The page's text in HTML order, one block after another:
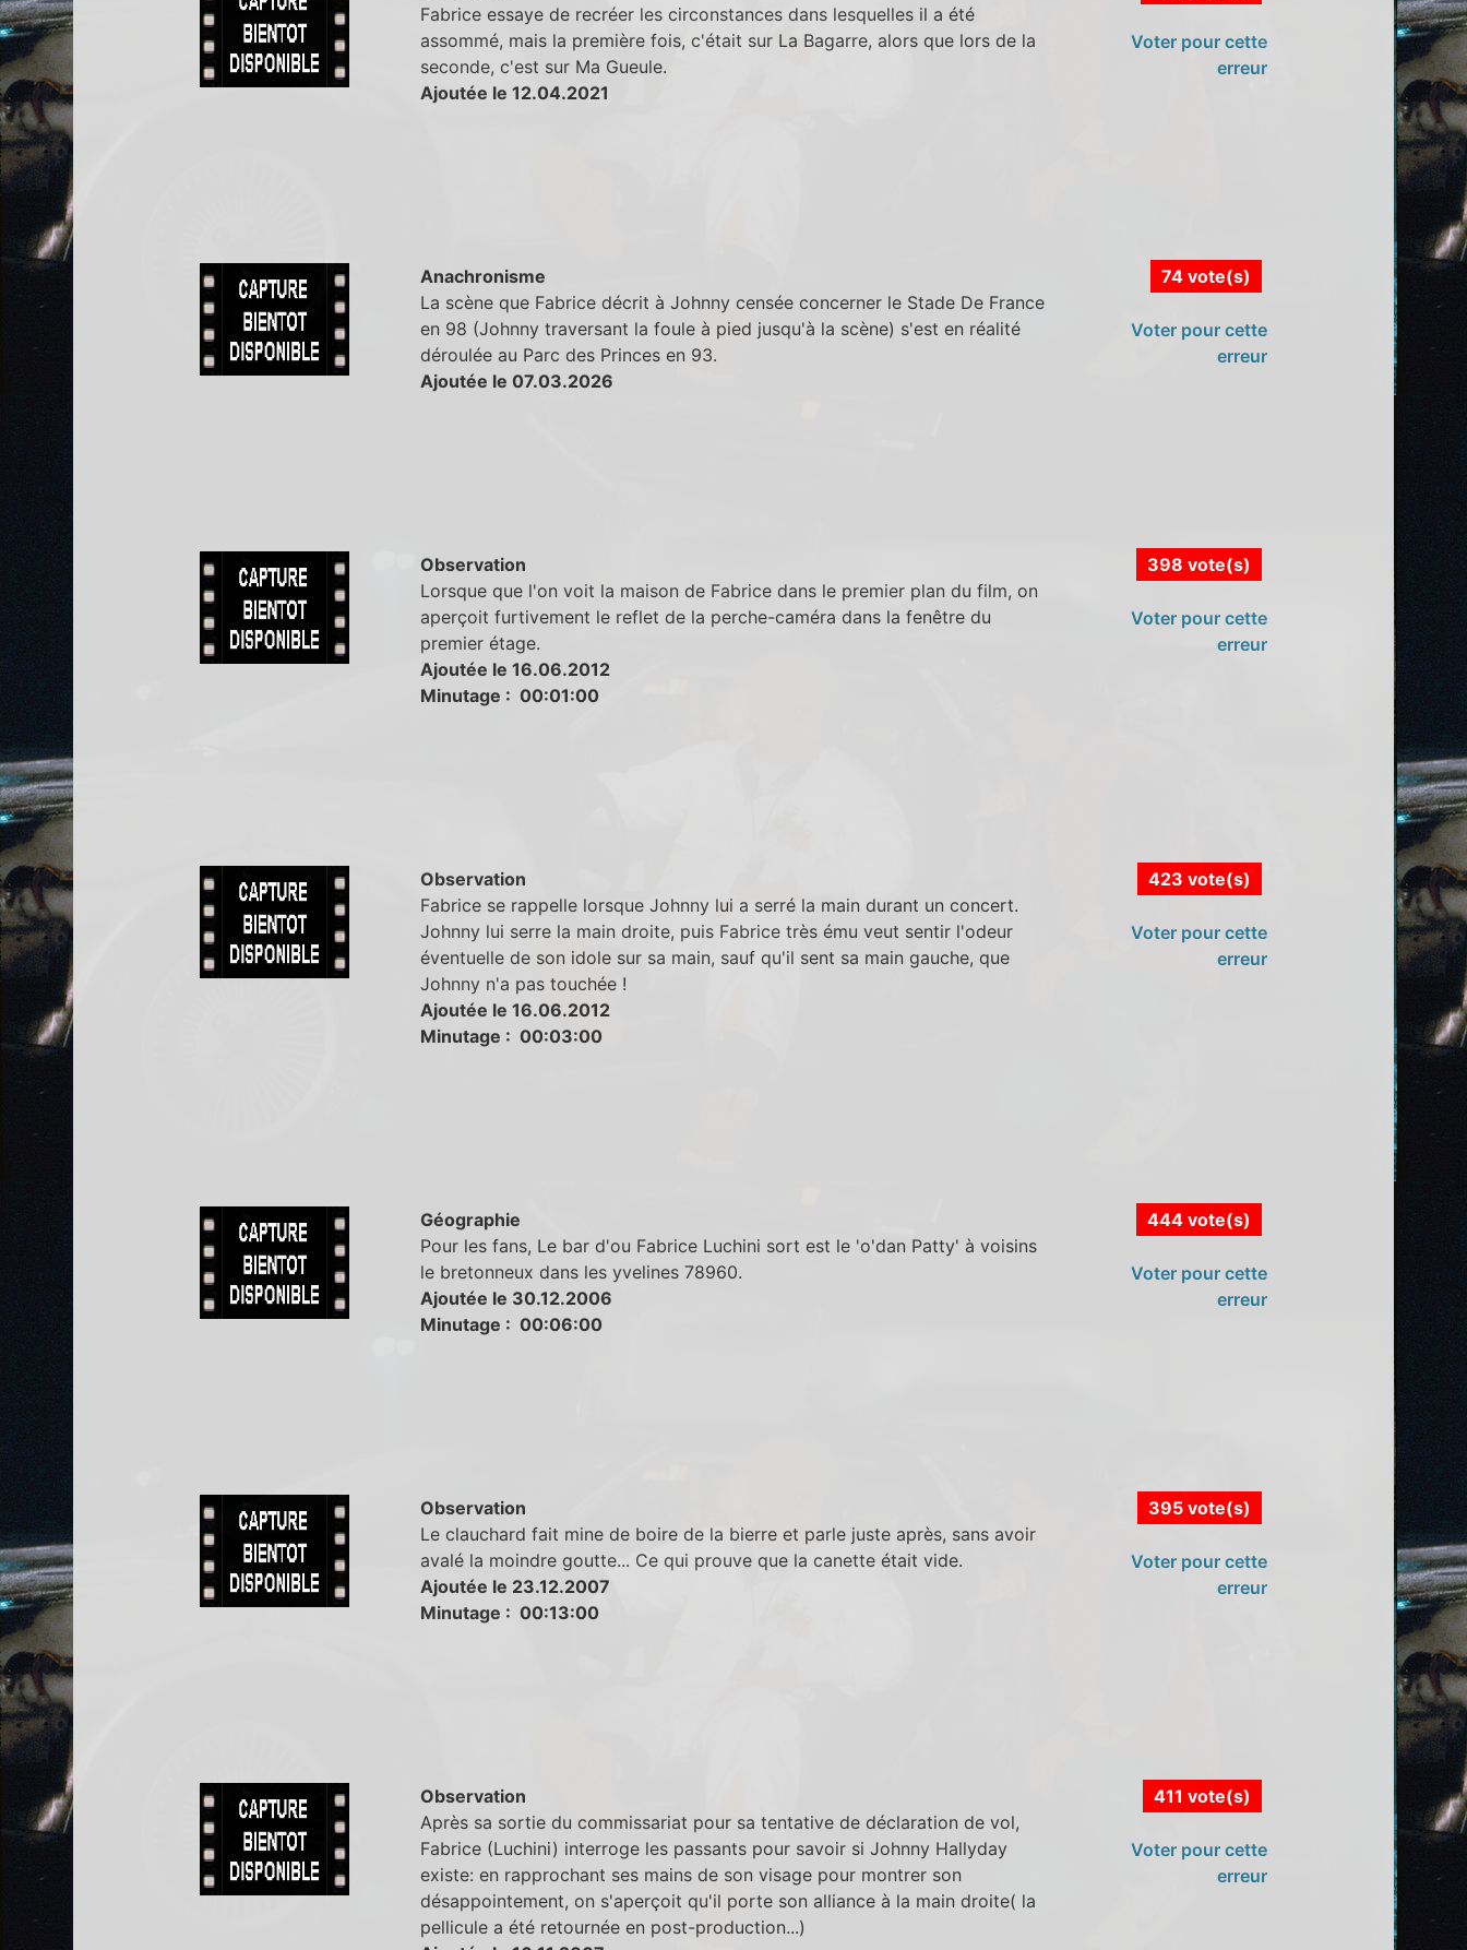
Fabrice essaye de recréer les circonstances dans lesquelles il a été
assommé, mais la première fois, c'était sur La Bagarre, alors que lors de la
seconde, c'est sur Ma Gueule.
Ajoutée le 12.04.2021
Voter pour cette
erreur
Anachronisme
La scène que Fabrice décrit à Johnny censée concerner le Stade De France
en 98 (Johnny traversant la foule à pied jusqu'à la scène) s'est en réalité
déroulée au Parc des Princes en 93.
Ajoutée le 07.03.2026
74 vote(s)
Voter pour cette
erreur
Observation
Lorsque que l'on voit la maison de Fabrice dans le premier plan du film, on
aperçoit furtivement le reflet de la perche-caméra dans la fenêtre du
premier étage.
Ajoutée le 16.06.2012
Minutage : 00:01:00
398 vote(s)
Voter pour cette
erreur
Observation
Fabrice se rappelle lorsque Johnny lui a serré la main durant un concert.
Johnny lui serre la main droite, puis Fabrice très ému veut sentir l'odeur
éventuelle de son idole sur sa main, sauf qu'il sent sa main gauche, que
Johnny n'a pas touchée !
Ajoutée le 16.06.2012
Minutage : 00:03:00
423 vote(s)
Voter pour cette
erreur
Géographie
Pour les fans, Le bar d'ou Fabrice Luchini sort est le 'o'dan Patty' à voisins
le bretonneux dans les yvelines 78960.
Ajoutée le 30.12.2006
Minutage : 00:06:00
444 vote(s)
Voter pour cette
erreur
Observation
Le clauchard fait mine de boire de la bierre et parle juste après, sans avoir
avalé la moindre goutte... Ce qui prouve que la canette était vide.
Ajoutée le 23.12.2007
Minutage : 00:13:00
395 vote(s)
Voter pour cette
erreur
Observation
Après sa sortie du commissariat pour sa tentative de déclaration de vol,
Fabrice (Luchini) interroge les passants pour savoir si Johnny Hallyday
existe: en rapprochant ses mains de son visage pour montrer son
désappointement, on s'aperçoit qu'il porte son alliance à la main droite( la
pellicule a été retournée en post-production...)
411 vote(s)
Voter pour cette
erreur